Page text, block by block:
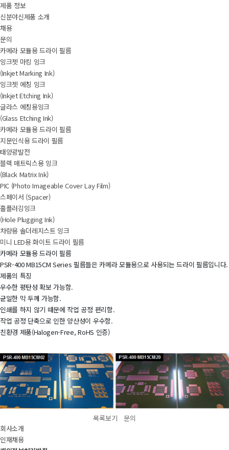
제품 정보
신분야신제품 소개
채용
문의
카메라 모듈용 드라이 필름
잉크젯 마킹 잉크
(Inkjet Marking Ink)
잉크젯 에칭 잉크
(Inkjet Etching Ink)
글라스 에칭용잉크
(Glass Etching Ink)
카메라 모듈용 드라이 필름
지문인식용 드라이 필름
태양광발전
블랙 매트릭스용 잉크
(Black Matrix Ink)
PIC (Photo Imageable Cover Lay Film)
스페이서 (Spacer)
홀플러깅잉크
(Hole Plugging Ink)
차량용 솔더레지스트 잉크
미니 LED용 화이트 드라이 필름
카메라 모듈용 드라이 필름
PSR-400 MB15CM Series 필름들은 카메라 모듈용으로 사용되는 드라이 필름입니다.
제품의 특징
우수한 평탄성 확보 가능함.
균일한 막 두께 가능함.
인쇄를 하지 않기 때문에 작업 공정 편리함.
작업 공정 단축으로 인한 양산성이 우수함.
친환경 제품(Halogen-Free, RoHS 인증)
목록보기
문의
회사소개
인재채용